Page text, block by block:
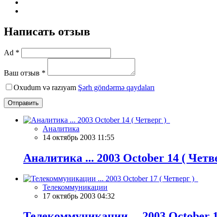
Написать отзыв
Ad *
Ваш отзыв *
Oxudum və razıyam Şərh göndərmə qaydaları
Отправить
Аналитика
14 октябрь 2003 11:55
Аналитика ... 2003 October 14 (
Телекоммуникации
17 октябрь 2003 04:32